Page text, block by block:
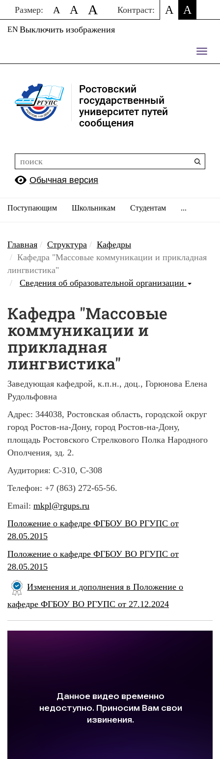
Размер: A A A Контраст: A A
Выключить изображения
EN
Ростовский
государственный
университет путей
сообщения
Обычная версия
Поступающим Школьникам Студентам ...
Главная Структура
Кафедры
Кафедра "Массовые коммуникации и прикладная
лингвистика"
Сведения об образовательной организации
Кафедра "Массовые
коммуникации и
прикладная
лингвистика"
Заведующая кафедрой, к.п.н., доц., Горюнова Елена
Рудольфовна
Адрес: 344038, Ростовская область, городской округ
город Ростов-на-Дону, город Ростов-на-Дону,
площадь Ростовского Стрелкового Полка Народного
Ополчения, зд. 2.
Аудитория: С-310, С-308
Телефон: +7 (863) 272-65-56.
Email: mkpl@rgups.ru
Положение о кафедре ФГБОУ ВО РГУПC от
28.05.2015
Положение о кафедре ФГБОУ ВО РГУПC от
28.05.2015
Изменения и дополнения в Положение о
кафедре ФГБОУ ВО РГУПС от 27.12.2024